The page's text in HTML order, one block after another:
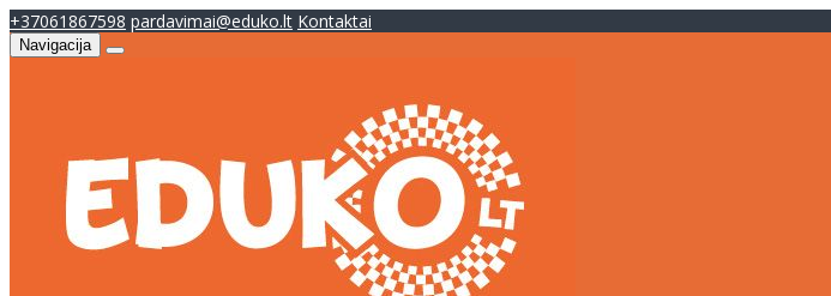
+37061867598 pardavimai@eduko.lt Kontaktai
Navigacija